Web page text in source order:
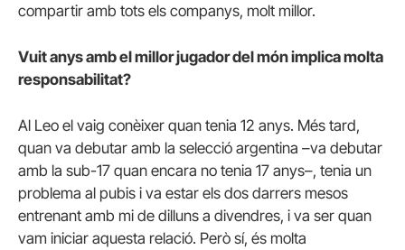
compartir amb tots els companys, molt millor.
Vuit anys amb el millor jugador del món implica molta
responsabilitat?
Al Leo el vaig conèixer quan tenia 12 anys. Més tard,
quan va debutar amb la selecció argentina –va debutar
amb la sub-17 quan encara no tenia 17 anys–, tenia un
problema al pubis i va estar els dos darrers mesos
entrenant amb mi de dilluns a divendres, i va ser quan
vam iniciar aquesta relació. Però sí, és molta